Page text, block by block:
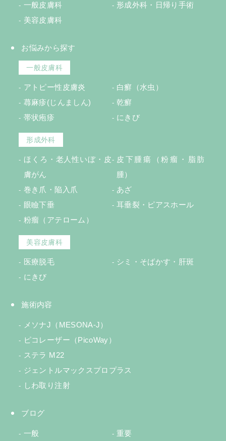
一般皮膚科
形成外科・日帰り手術
美容皮膚科
お悩みから探す
一般皮膚科
アトピー性皮膚炎
白癬（水虫）
蕁麻疹(じんましん)
乾癬
帯状疱疹
にきび
形成外科
ほくろ・老人性いぼ・皮
膚がん
皮下腫瘍（粉瘤・脂肪
腫）
巻き爪・陥入爪
あざ
眼瞼下垂
耳垂裂・ピアスホール
粉瘤（アテローム）
美容皮膚科
医療脱毛
シミ・そばかす・肝斑
にきび
施術内容
メソナJ（MESONA-J）
ピコレーザー（PicoWay）
ステラ M22
ジェントルマックスプロプラス
しわ取り注射
ブログ
一般 重要